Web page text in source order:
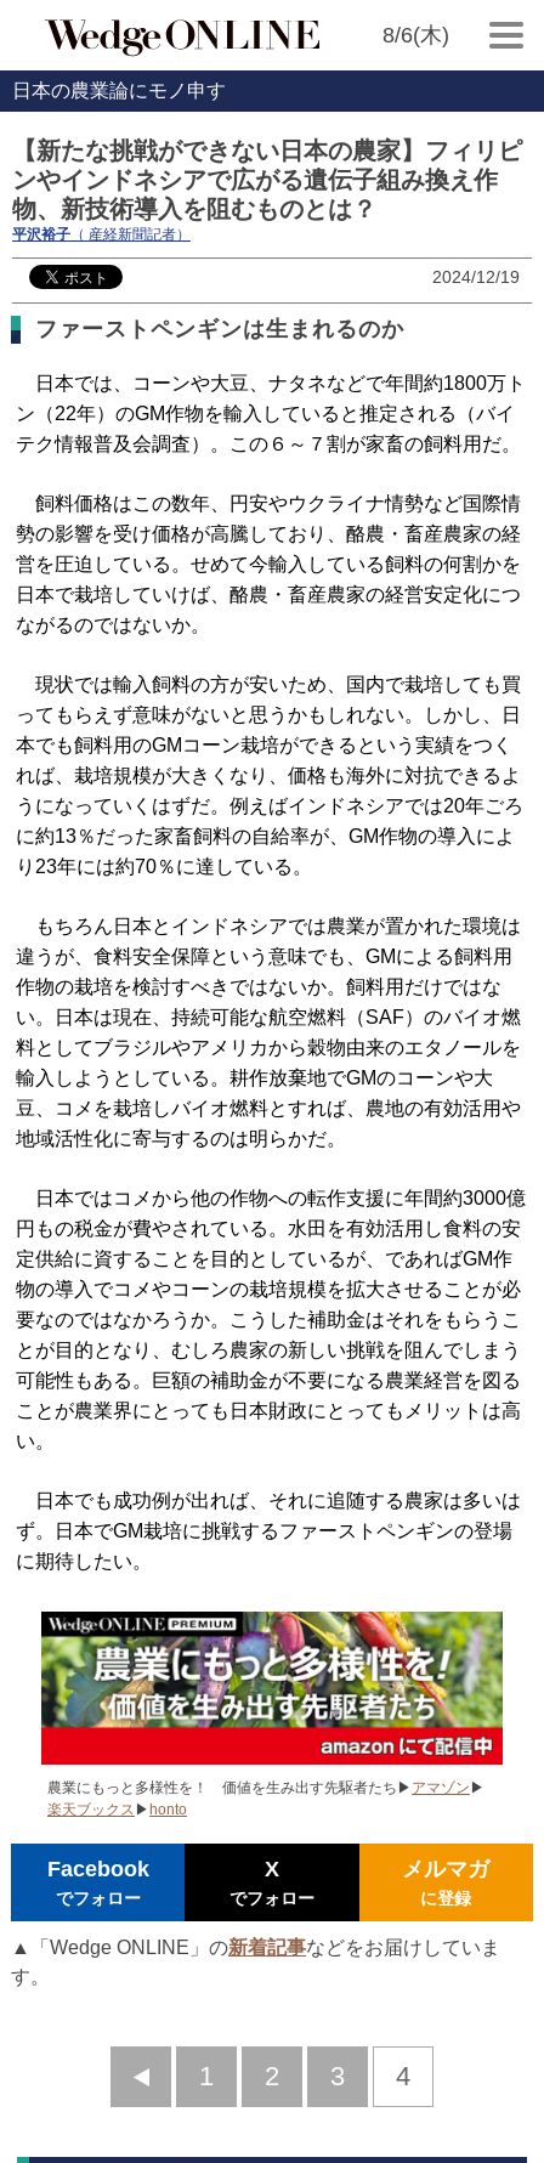
8/6(木)
日本の農業論にモノ申す
【新たな挑戦ができない日本の農家】フィリピ
ンやインドネシアで広がる遺伝子組み換え作
物、新技術導入を阻むものとは？
平沢裕子 （ 産経新聞記者）
2024/12/19
ファーストペンギンは生まれるのか
日本では、コーンや大豆、ナタネなどで年間約1800万ト
ン（22年）のGM作物を輸入していると推定される（バイ
テク情報普及会調査）。この６～７割が家畜の飼料用だ。
飼料価格はこの数年、円安やウクライナ情勢など国際情
勢の影響を受け価格が高騰しており、酪農・畜産農家の経
営を圧迫している。せめて今輸入している飼料の何割かを
日本で栽培していけば、酪農・畜産農家の経営安定化につ
ながるのではないか。
現状では輸入飼料の方が安いため、国内で栽培しても買
ってもらえず意味がないと思うかもしれない。しかし、日
本でも飼料用のGMコーン栽培ができるという実績をつく
れば、栽培規模が大きくなり、価格も海外に対抗できるよ
うになっていくはずだ。例えばインドネシアでは20年ごろ
に約13％だった家畜飼料の自給率が、GM作物の導入によ
り23年には約70％に達している。
もちろん日本とインドネシアでは農業が置かれた環境は
違うが、食料安全保障という意味でも、GMによる飼料用
作物の栽培を検討すべきではないか。飼料用だけではな
い。日本は現在、持続可能な航空燃料（SAF）のバイオ燃
料としてブラジルやアメリカから穀物由来のエタノールを
輸入しようとしている。耕作放棄地でGMのコーンや大
豆、コメを栽培しバイオ燃料とすれば、農地の有効活用や
地域活性化に寄与するのは明らかだ。
日本ではコメから他の作物への転作支援に年間約3000億
円もの税金が費やされている。水田を有効活用し食料の安
定供給に資することを目的としているが、であればGM作
物の導入でコメやコーンの栽培規模を拡大させることが必
要なのではなかろうか。こうした補助金はそれをもらうこ
とが目的となり、むしろ農家の新しい挑戦を阻んでしまう
可能性もある。巨額の補助金が不要になる農業経営を図る
ことが農業界にとっても日本財政にとってもメリットは高
い。
日本でも成功例が出れば、それに追随する農家は多いは
ず。日本でGM栽培に挑戦するファーストペンギンの登場
に期待したい。
農業にもっと多様性を！ 価値を生み出す先駆者たち▶ アマゾン ▶
楽天ブックス ▶honto
Facebook
でフォロー
X
でフォロー
メルマガ
に登録
▲「Wedge ONLINE」の新着記事などをお届けしていま
す。
前
1 2 3 4